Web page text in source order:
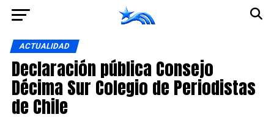
ACTUALIDAD
Declaración pública Consejo
Décima Sur Colegio de Periodistas
de Chile
Ir a la versión móvil